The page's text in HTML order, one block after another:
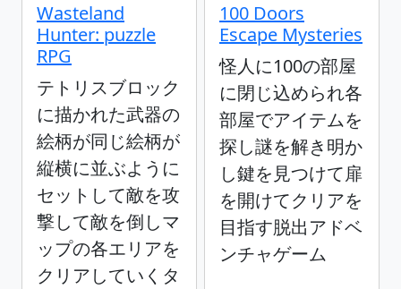
Wasteland
Hunter: puzzle
RPG
テトリスブロック
に描かれた武器の
絵柄が同じ絵柄が
縦横に並ぶように
セットして敵を攻
撃して敵を倒しマ
ップの各エリアを
クリアしていくタ
100 Doors
Escape Mysteries
怪人に100の部屋
に閉じ込められ各
部屋でアイテムを
探し謎を解き明か
し鍵を見つけて扉
を開けてクリアを
目指す脱出アドベ
ンチャゲーム